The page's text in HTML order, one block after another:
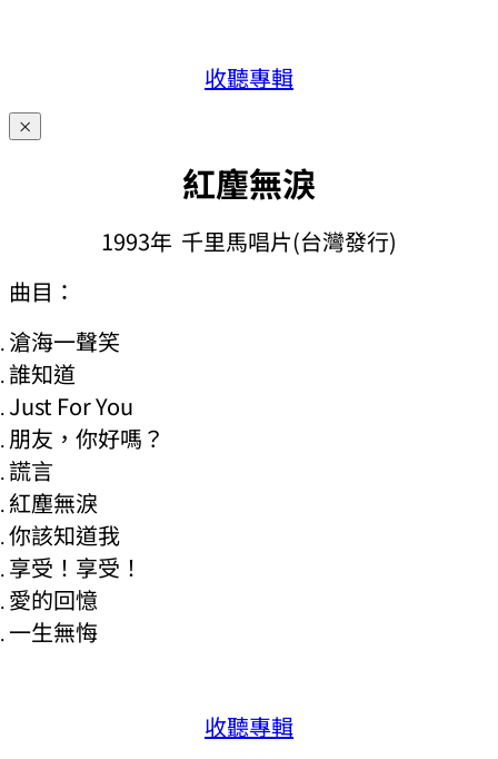
收聽專輯
×
紅麈無淚
1993年 千里馬唱片(台灣發行)
曲目：
滄海一聲笑
誰知道
Just For You
朋友，你好嗎？
謊言
紅塵無淚
你該知道我
享受！享受！
愛的回憶
一生無悔
收聽專輯